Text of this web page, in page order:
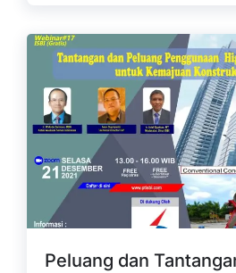
Peluang dan